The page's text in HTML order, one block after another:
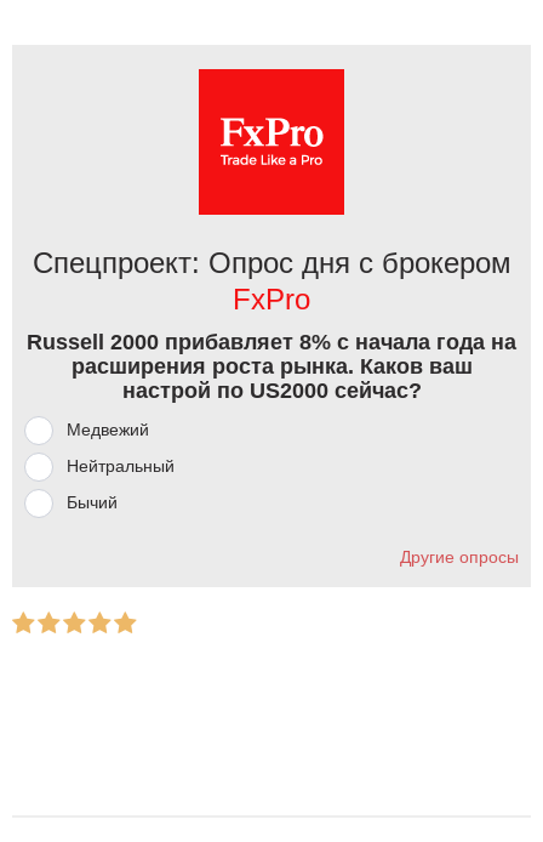
Спецпроект: Опрос дня с брокером
FxPro
Russell 2000 прибавляет 8% с начала года на
расширения роста рынка. Каков ваш
настрой по US2000 сейчас?
Медвежий
Нейтральный
Бычий
Другие опросы